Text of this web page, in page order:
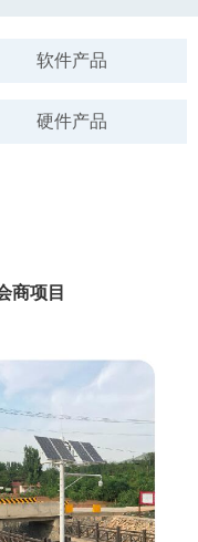
软件产品
硬件产品
商项目